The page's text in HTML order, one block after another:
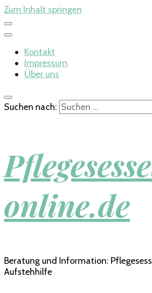
Zum Inhalt springen
Kontakt
Impressum
Über uns
Suchen nach:
online.de
Beratung und Information:
Aufstehhilfe